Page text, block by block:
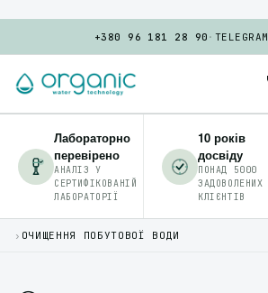
+380 96 181 28 90 · TELEGRAM
Лабораторно
перевірено
АНАЛІЗ У
СЕРТИФІКОВАНІЙ
ЛАБОРАТОРІЇ
10 років
досвіду
ПОНАД 5000
ЗАДОВОЛЕНИХ
КЛІЄНТІВ
› ОЧИЩЕННЯ ПОБУТОВОЇ ВОДИ